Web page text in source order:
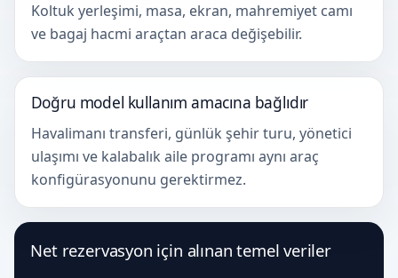
Koltuk yerleşimi, masa, ekran, mahremiyet camı
ve bagaj hacmi araçtan araca değişebilir.
Doğru model kullanım amacına bağlıdır
Havalimanı transferi, günlük şehir turu, yönetici
ulaşımı ve kalabalık aile programı aynı araç
konfigürasyonunu gerektirmez.
Net rezervasyon için alınan temel veriler